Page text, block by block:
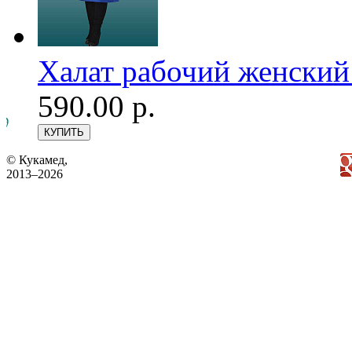
Халат рабочий
590.00 р.
© Кукамед,
2013–2026